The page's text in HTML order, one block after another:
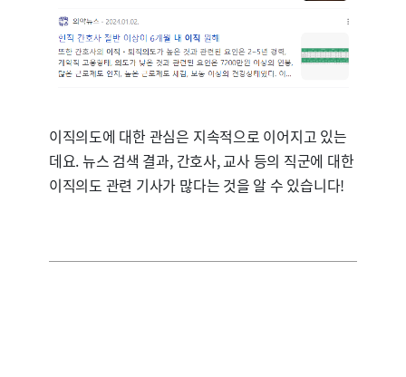
이직의도에 대한 관심은 지속적으로 이어지고 있는
데요. 뉴스 검색 결과, 간호사, 교사 등의 직군에 대한
이직의도 관련 기사가 많다는 것을 알 수 있습니다!